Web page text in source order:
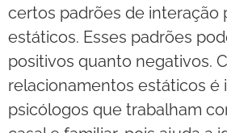
certos padrões de interação
estáticos. Esses padrões
positivos quanto negativos.
relacionamentos estáticos é
psicólogos que trabalham